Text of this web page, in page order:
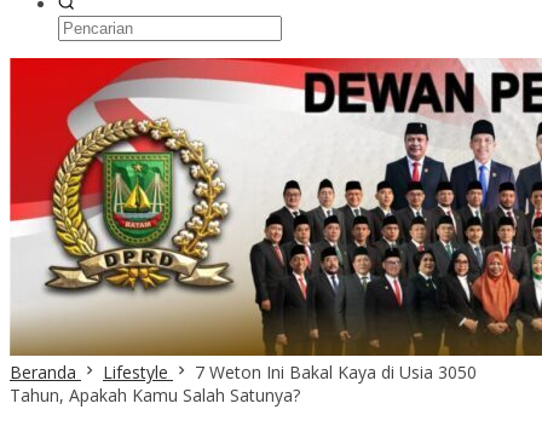
Beranda Lifestyle
7 Weton Ini Bakal Kaya di Usia 3050
Tahun, Apakah Kamu Salah Satunya?